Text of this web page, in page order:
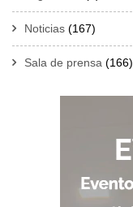
Noticias (167)
Sala de prensa (166)